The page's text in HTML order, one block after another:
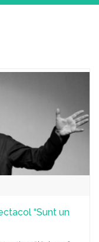
“Sunt un